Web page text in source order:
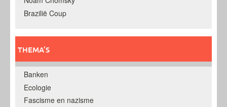
Brazilië Coup
THEMA’S
Banken
Ecologie
Fascisme en nazisme